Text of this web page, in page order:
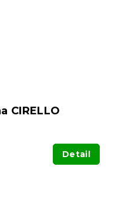
CIRELLO
Detail